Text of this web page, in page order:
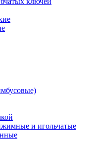
и игольчатые